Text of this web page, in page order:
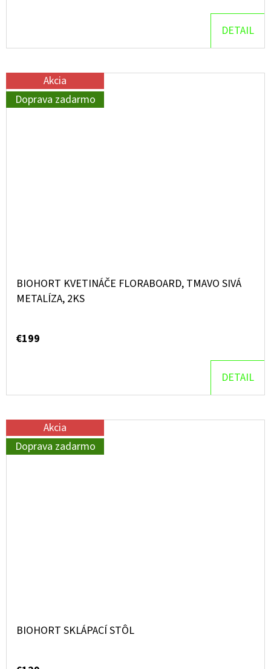
DETAIL
Akcia
Doprava zadarmo
BIOHORT KVETINÁČE FLORABOARD, TMAVO SIVÁ
METALÍZA, 2KS
€199
DETAIL
Akcia
Doprava zadarmo
BIOHORT SKLÁPACÍ STÔL